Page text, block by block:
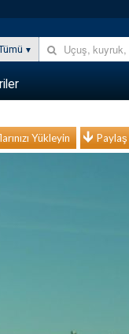
Yükleyin Paylaş